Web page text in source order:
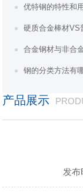
优特钢的特性和
硬质合金棒材VS普
合金钢材与非合
钢的分类方法有
产品展示
发布